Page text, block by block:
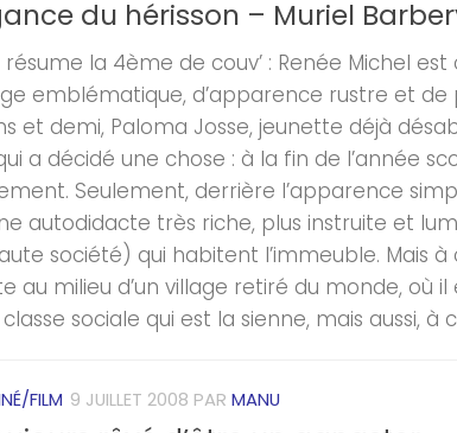
du hérisson – Muriel
résume la 4ème de couv’ : Renée Michel
emblématique, d’apparence rustre et
et demi, Paloma Josse, jeunette déjà
a décidé une chose : à la fin de l’année
Seulement, derrière l’apparence
autodidacte très riche, plus instruite et
société) qui habitent l’immeuble. Mais
au milieu d’un village retiré du monde, où
sociale qui est la sienne, mais aussi,
FILM 9 JUILLET 2008 PAR MANU